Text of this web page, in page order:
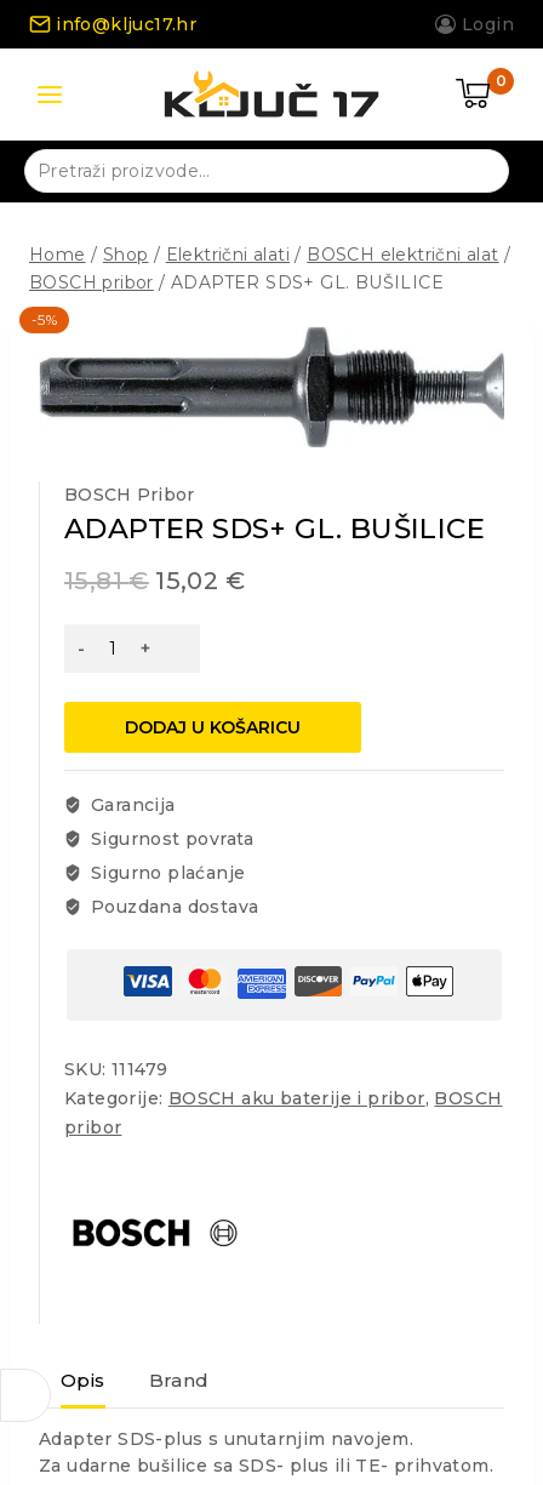
Skip
info@kljuc17.hr Login
0
Pretraži:
Home / Shop / Električni alati / BOSCH električni alat /
BOSCH pribor / ADAPTER SDS+ GL. BUŠILICE
-5%
BOSCH Pribor
ADAPTER SDS+ GL. BUŠILICE
15,81€ 15,02 €
ADAPTER
BUŠILICE
DODAJ U KOŠARICU
Garancija
Sigurnost povrata
Sigurno plaćanje
Pouzdana dostava
SKU: 111479
Kategorije: BOSCH aku baterije i pribor, BOSCH
pribor
Opis Brand
Adapter SDS-plus s unutarnjim navojem.
Za udarne bušilice sa SDS- plus ili TE- prihvatom.